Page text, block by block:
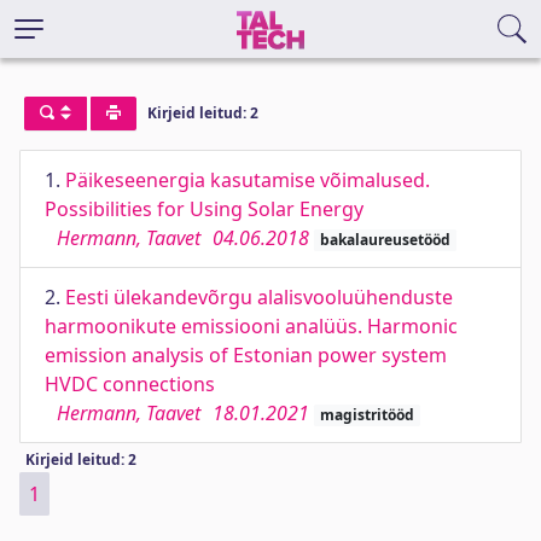
Kirjeid leitud: 2
1. Päikeseenergia kasutamise võimalused.
Possibilities for Using Solar Energy
Hermann, Taavet 04.06.2018 bakalaureusetööd
2. Eesti ülekandevõrgu alalisvooluühenduste
harmoonikute emissiooni analüüs. Harmonic
emission analysis of Estonian power system
HVDC connections
Hermann, Taavet 18.01.2021 magistritööd
Kirjeid leitud: 2
1